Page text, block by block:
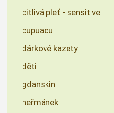
citlivá pleť - sensitive
cupuacu
dárkové kazety
děti
gdanskin
heřmánek